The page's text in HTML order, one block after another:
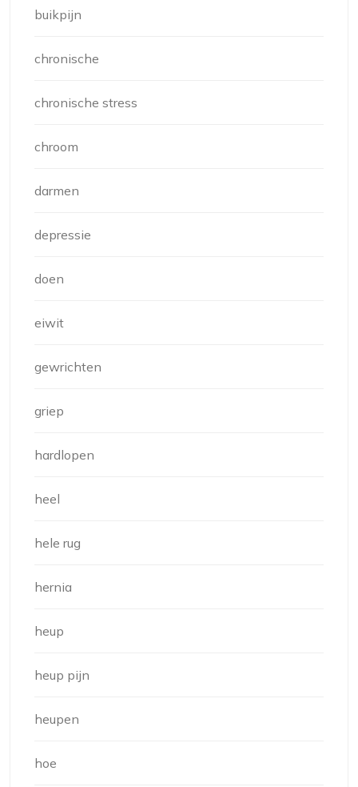
buikpijn
chronische
chronische stress
chroom
darmen
depressie
doen
eiwit
gewrichten
griep
hardlopen
heel
hele rug
hernia
heup
heup pijn
heupen
hoe